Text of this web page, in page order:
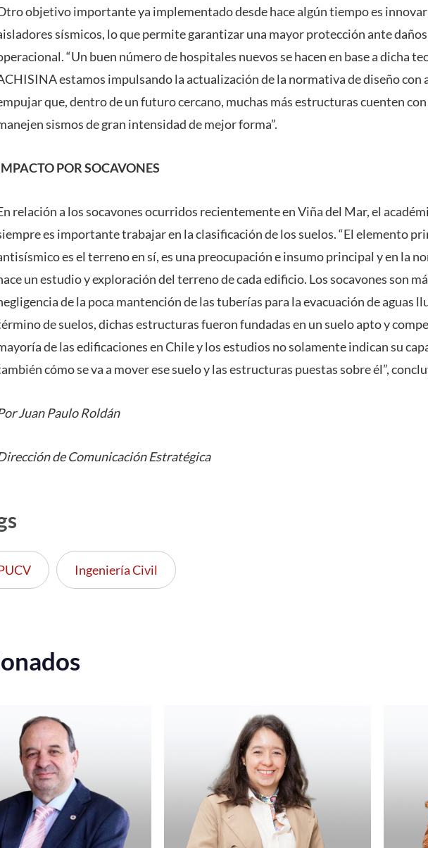
objetivo importante ya implementado desde hace algún tiempo es innovar
sísmicos, lo que permite garantizar una mayor protección ante
“Un buen número de hospitales nuevos se hacen en base a dicha
estamos impulsando la actualización de la normativa de diseño con
que, dentro de un futuro cercano, muchas más estructuras cuenten
sismos de gran intensidad de mejor forma”.
POR SOCAVONES
relación a los socavones ocurridos recientemente en Viña del Mar, el
es importante trabajar en la clasificación de los suelos. “El elemento
es el terreno en sí, es una preocupación e insumo principal y en la
un estudio y exploración del terreno de cada edificio. Los socavones son
de la poca mantención de las tuberías para la evacuación de aguas
de suelos, dichas estructuras fueron fundadas en un suelo apto y
de las edificaciones en Chile y los estudios no solamente indican su
cómo se va a mover ese suelo y las estructuras puestas sobre él”,
Juan Paulo Roldán
de Comunicación Estratégica
Ingeniería Civil